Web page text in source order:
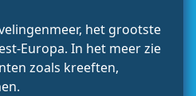
het grootste
Europa. In het meer zie
zoals kreeften,